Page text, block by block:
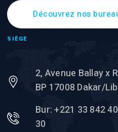
Découvrez nos
SIÈGE
2, Avenue Ballay x
BP 17008 Dakar/
Bur: +221 33 842
30